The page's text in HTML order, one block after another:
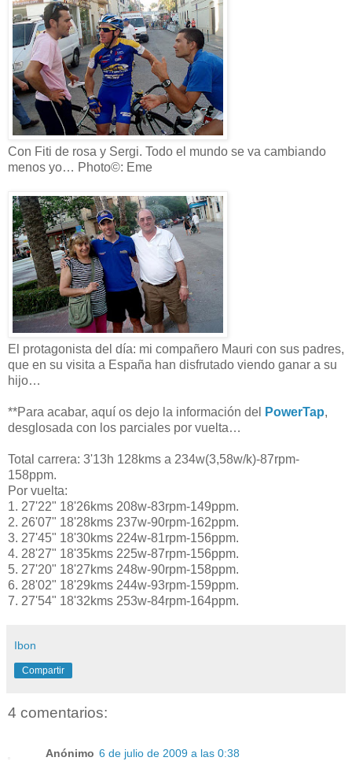
Con Fiti de rosa y Sergi. Todo el mundo se va cambiando
menos yo… Photo©: Eme
El protagonista del día: mi compañero Mauri con sus padres,
que en su visita a España han disfrutado viendo ganar a su
hijo…
**Para acabar, aquí os dejo la información del PowerTap,
desglosada con los parciales por vuelta…
Total carrera: 3'13h 128kms a 234w(3,58w/k)-87rpm-
158ppm.
Por vuelta:
1. 27'22" 18'26kms 208w-83rpm-149ppm.
2. 26'07" 18'28kms 237w-90rpm-162ppm.
3. 27'45" 18'30kms 224w-81rpm-156ppm.
4. 28'27" 18'35kms 225w-87rpm-156ppm.
5. 27'20" 18'27kms 248w-90rpm-158ppm.
6. 28'02" 18'29kms 244w-93rpm-159ppm.
7. 27'54" 18'32kms 253w-84rpm-164ppm.
Ibon
Compartir
4 comentarios:
Anónimo 6 de julio de 2009 a las 0:38